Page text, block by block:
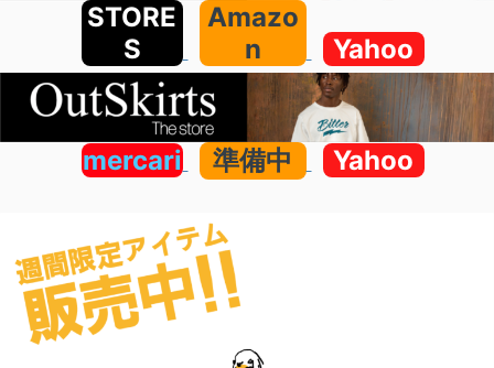
STORE
S
Amazo
n
Yahoo
mercari 準備中 Yahoo